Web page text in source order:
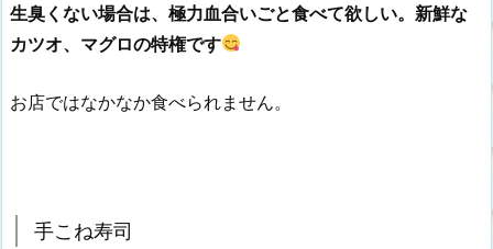
生臭くない場合は、極力血合いごと食べて欲しい。新鮮な
カツオ、マグロの特権です
お店ではなかなか食べられません。
手こね寿司